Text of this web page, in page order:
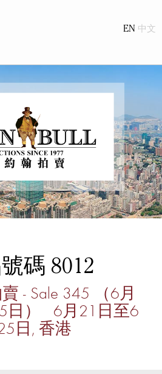
EN
碼 8012
- Sale 345 （6月
日） 6月21日至6
日, 香港